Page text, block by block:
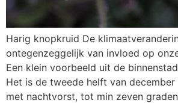
Harig knopkruid De
ontegenzeggelijk van invloed op
Een klein voorbeeld uit de
Het is de tweede helft van december
met nachtvorst, tot min zeven